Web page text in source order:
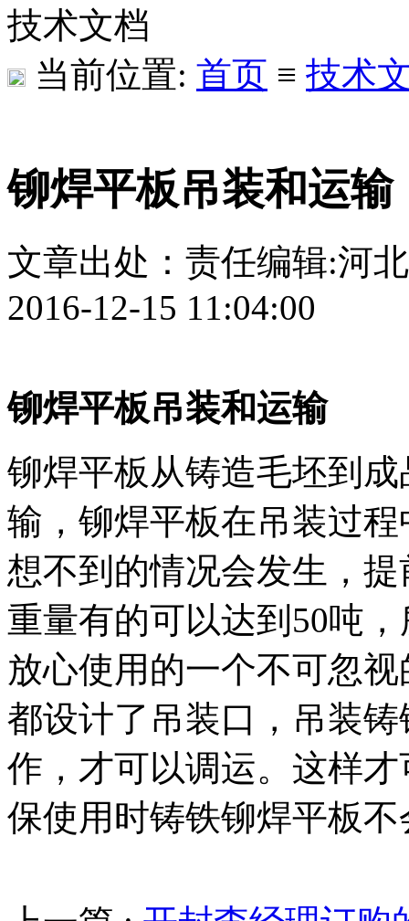
技术文档
当前位置: 首页 ≡ 技术
铆焊平板吊装和运输
文章出处： 责任编辑:河
2016-12-15 11:04:00
铆焊平板吊装和运输
铆焊平板从铸造毛坯到
输，铆焊平板在吊装过
想不到的情况会发生，
重量有的可以达到50吨
放心使用的一个不可忽
都设计了吊装口，吊装
作，才可以调运。这样
保使用时铸铁铆焊平板